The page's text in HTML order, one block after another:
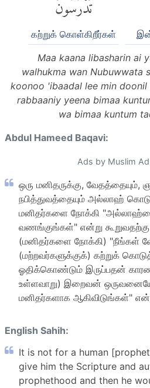
கற்றுக் கொள்கிறீர்கள்
Maa kaana libasharin ai
walhukma wan Nubuwwata
koonoo 'ibaadal lee min
rabbaaniy yeena bimaa
wa bimaa kuntum
Abdul Hameed Baqavi:
Ads by Muslim
ஒரு மனிதருக்கு, வேதத்தையும்,
நபித்துவத்தையும் அல்லாஹ்
மனிதர்களை நோக்கி
வணங்குங்கள்" என்று
(மனிதர்களை நோக்கி) "நீங்கள்
(மற்றவர்களுக்குக்) கற்றுக்
ஓதிக்கொண்டும் இருப்பதன்
உள்ளவாறு) இறைவன்
மனிதர்களாக ஆகிவிடுங்கள்"
English Sahih:
It is not for a human
give him the Scripture and
prophethood and then he